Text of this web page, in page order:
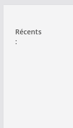
contenu
Récents
: